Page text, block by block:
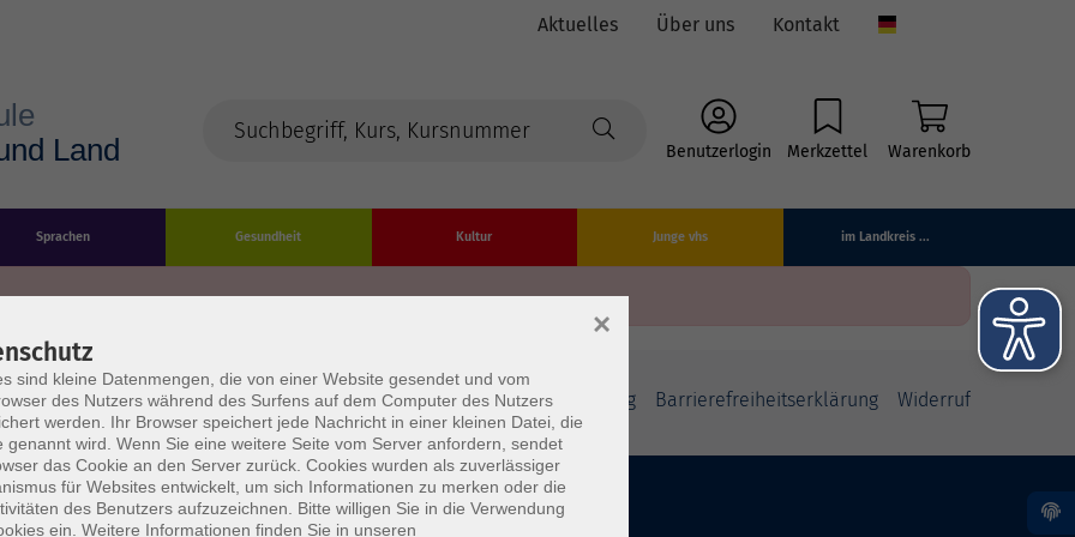
Aktuelles Über uns Kontakt
Benutzerlogin Merkzettel Warenkorb
Sprachen Gesundheit Kultur Junge vhs im Landkreis ...
Impressum Datenschutzerklärung AGB/Widerrufsbelehrung Barrierefreiheitserklärung Widerruf
sind kleine Datenmengen, die von einer Website gesendet und vom
des Nutzers während des Surfens auf dem Computer des Nutzers
werden. Ihr Browser speichert jede Nachricht in einer kleinen Datei, die
genannt wird. Wenn Sie eine weitere Seite vom Server anfordern, sendet
das Cookie an den Server zurück. Cookies wurden als zuverlässiger
für Websites entwickelt, um sich Informationen zu merken oder die
des Benutzers aufzuzeichnen. Bitte willigen Sie in die Verwendung
ein. Weitere Informationen finden Sie in unseren
×